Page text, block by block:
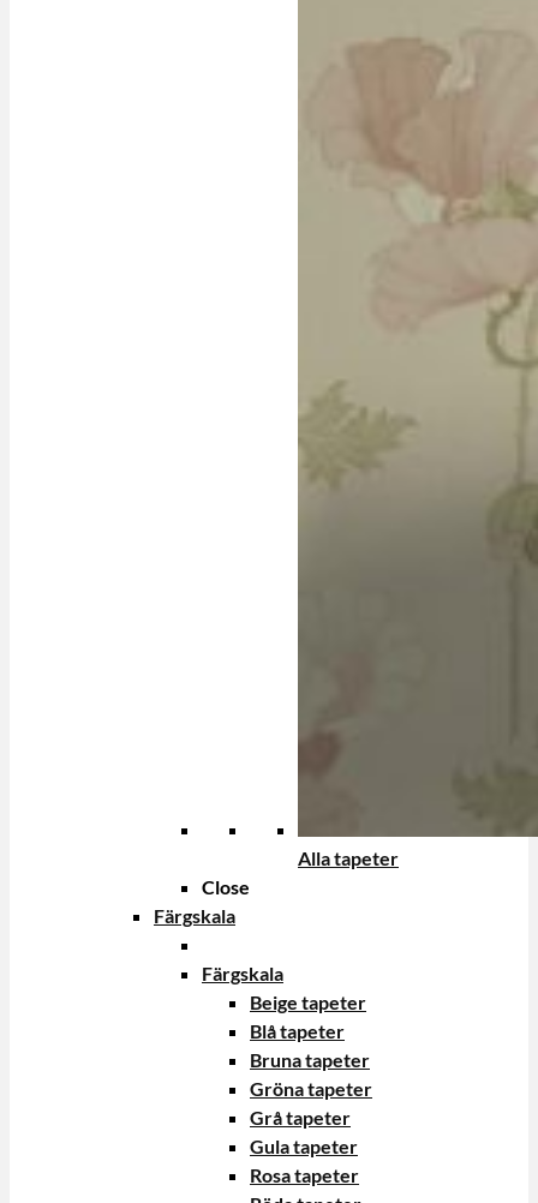
Alla tapeter
Close
Färgskala
Färgskala
Beige tapeter
Blå tapeter
Bruna tapeter
Gröna tapeter
Grå tapeter
Gula tapeter
Rosa tapeter